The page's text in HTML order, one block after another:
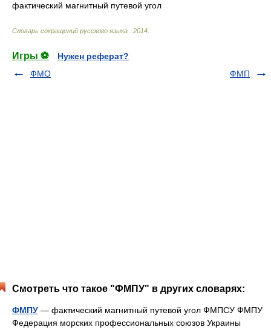
фактический магнитный путевой угол
Словарь сокращений русского языка 2014
Игры ⚽
Нужен реферат?
ФМО
ФМП
Смотреть что такое "ФМПУ" в других словарях:
ФМПУ — фактический магнитный путевой угол ФМПСУ ФМПУ
Федерация морских профессиональных союзов Украины